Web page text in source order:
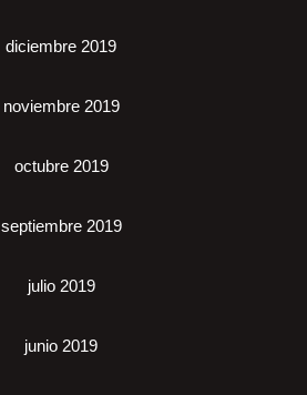
diciembre 2019
noviembre 2019
octubre 2019
septiembre 2019
julio 2019
junio 2019